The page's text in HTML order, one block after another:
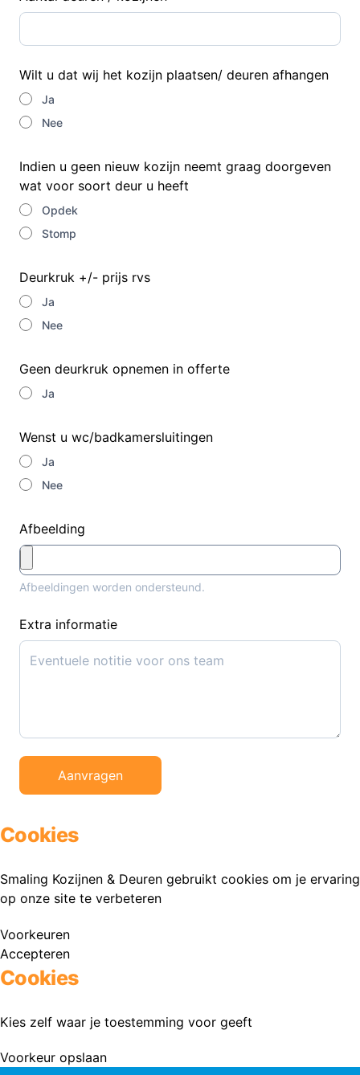
Wilt u dat wij het kozijn plaatsen/ deuren afhangen
Ja
Nee
Indien u geen nieuw kozijn neemt graag doorgeven
wat voor soort deur u heeft
Opdek
Stomp
Deurkruk +/- prijs rvs
Ja
Nee
Geen deurkruk opnemen in offerte
Ja
Wenst u wc/badkamersluitingen
Ja
Nee
Afbeelding
Afbeeldingen worden ondersteund.
Extra informatie
Aanvragen
Cookies
Smaling Kozijnen & Deuren gebruikt cookies om je ervaring
op onze site te verbeteren
Voorkeuren
Accepteren
Cookies
Kies zelf waar je toestemming voor geeft
Voorkeur opslaan